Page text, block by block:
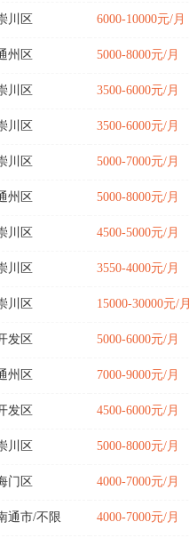
川区 6000-10000元/月
州区 5000-8000元/月
川区 3500-6000元/月
川区 3500-6000元/月
川区 5000-7000元/月
州区 5000-8000元/月
川区 4500-5000元/月
川区 3550-4000元/月
川区 15000-30000元/月
发区 5000-6000元/月
州区 7000-9000元/月
发区 4500-6000元/月
川区 5000-8000元/月
门区 4000-7000元/月
通市/不限 4000-7000元/月